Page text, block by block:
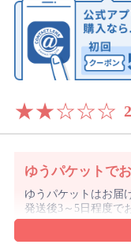
★★☆☆☆
ゆうパケットで
ゆうパケットはお届
発送後3～5日程度で
沖縄県や離島は1